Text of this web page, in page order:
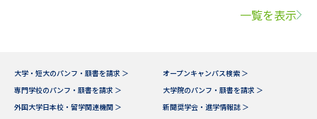
一覧を表示
大学・短大のパンフ・願書を請求 ＞
オープンキャンパス検索 ＞
専門学校のパンフ・願書を請求 ＞
大学院のパンフ・願書を請求 ＞
外国大学日本校・留学関連機関 ＞
新聞奨学会・進学情報誌 ＞